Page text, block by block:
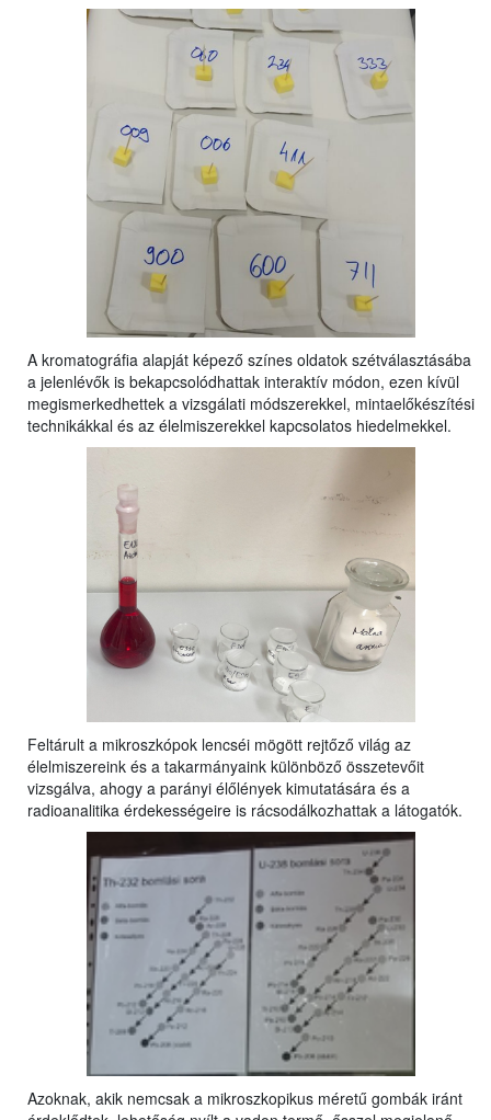
A kromatográfia alapját képező színes oldatok szétválasztásába
a jelenlévők is bekapcsolódhattak interaktív módon, ezen kívül
megismerkedhettek a vizsgálati módszerekkel, mintaelőkészítési
technikákkal és az élelmiszerekkel kapcsolatos hiedelmekkel.
Feltárult a mikroszkópok lencséi mögött rejtőző világ az
élelmiszereink és a takarmányaink különböző összetevőit
vizsgálva, ahogy a parányi élőlények kimutatására és a
radioanalitika érdekességeire is rácsodálkozhattak a látogatók.
Azoknak, akik nemcsak a mikroszkopikus méretű gombák iránt